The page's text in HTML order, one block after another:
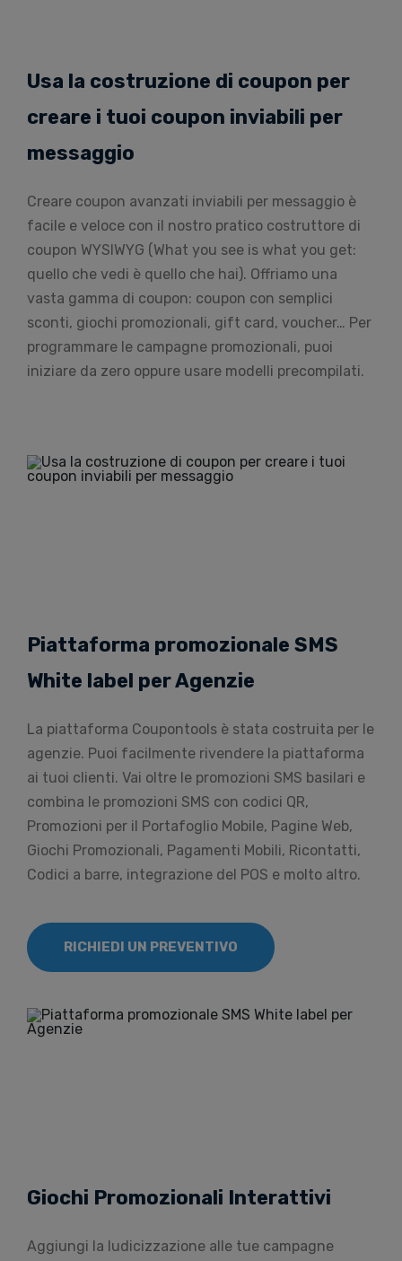
Usa la costruzione di coupon per
creare i tuoi coupon inviabili per
messaggio
Creare coupon avanzati inviabili per messaggio è
facile e veloce con il nostro pratico costruttore di
coupon WYSIWYG (What you see is what you get:
quello che vedi è quello che hai). Offriamo una
vasta gamma di coupon: coupon con semplici
sconti, giochi promozionali, gift card, voucher… Per
programmare le campagne promozionali, puoi
iniziare da zero oppure usare modelli precompilati.
Piattaforma promozionale SMS
White label per Agenzie
La piattaforma Coupontools è stata costruita per le
agenzie. Puoi facilmente rivendere la piattaforma
ai tuoi clienti. Vai oltre le promozioni SMS basilari e
combina le promozioni SMS con codici QR,
Promozioni per il Portafoglio Mobile, Pagine Web,
Giochi Promozionali, Pagamenti Mobili, Ricontatti,
Codici a barre, integrazione del POS e molto altro.
RICHIEDI UN PREVENTIVO
Giochi Promozionali Interattivi
Aggiungi la ludicizzazione alle tue campagne